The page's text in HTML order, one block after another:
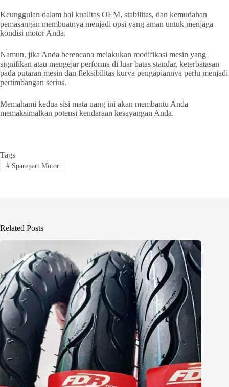
Keunggulan dalam hal kualitas OEM, stabilitas, dan kemudahan
pemasangan membuatnya menjadi opsi yang aman untuk menjaga
kondisi motor Anda.
Namun, jika Anda berencana melakukan modifikasi mesin yang
signifikan atau mengejar performa di luar batas standar, keterbatasan
pada putaran mesin dan fleksibilitas kurva pengapiannya perlu menjadi
pertimbangan serius.
Memahami kedua sisi mata uang ini akan membantu Anda
memaksimalkan potensi kendaraan kesayangan Anda.
Tags
#Sparepart Motor
Related Posts